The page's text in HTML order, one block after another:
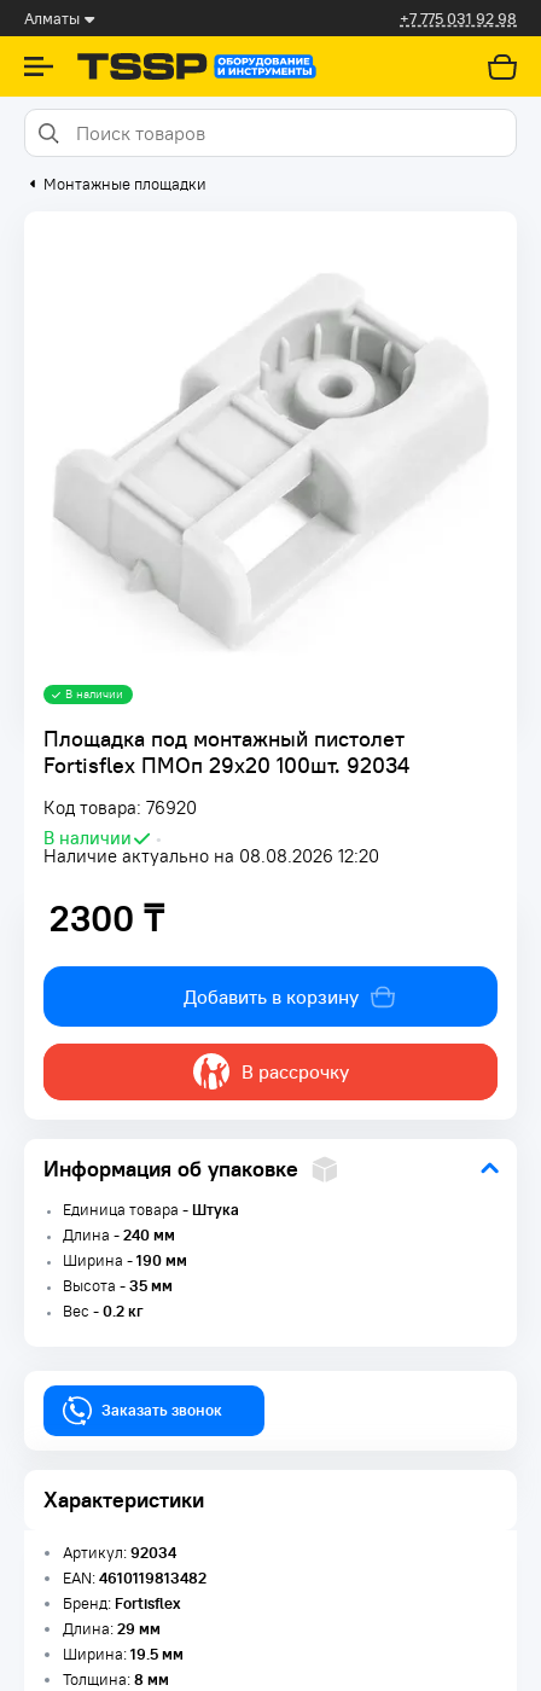
Алматы +7 775 031 92 98
Монтажные площадки
Площадка под монтажный пистолет
Fortisflex ПМОп 29х20 100шт. 92034
Код товара: 76920
В наличии
•
Наличие актуально на 08.08.2026 12:20
В наличии
2300 ₸
2300 ₸
Добавить в корзину
В рассрочку
Информация об упаковке
Единица товара -Штука
Длина -240 мм
Ширина -190 мм
Высота -35 мм
Вес -0.2 кг
Заказать звонок
Характеристики
Артикул:92034
EAN:4610119813482
Бренд:Fortisflex
Длина:29 мм
Ширина:19.5 мм
Толщина:8 мм